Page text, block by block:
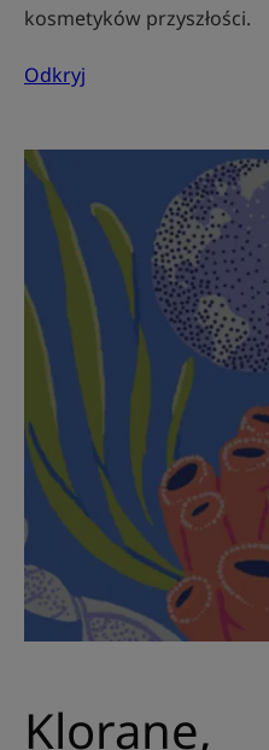
kosmetyków przyszłości.
Odkryj
Klorane,